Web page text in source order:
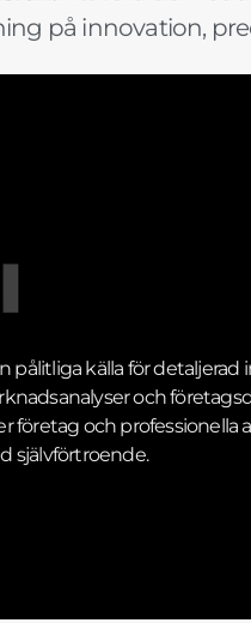
på innovation,
pålitliga källa för
och
företag och professionella
självförtroende.